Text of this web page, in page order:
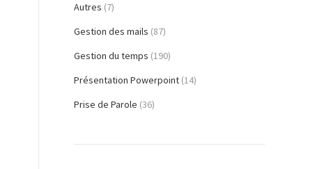
Autres (7)
Gestion des mails (87)
Gestion du temps (190)
Présentation Powerpoint (14)
Prise de Parole (36)